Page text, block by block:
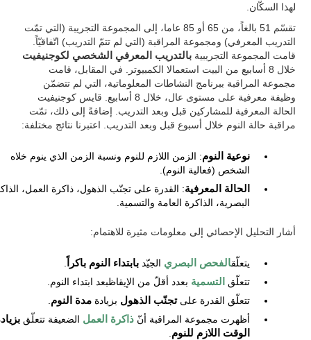
لهذا السكّان.
تقسّم 51 بالغاً، من 65 أو 85 عاما، إلى المجموعة التجريبة (التي تمّت
التدريب المعرفي) ومجموعة المراقبة (التي لم تتمّ التدريب) اتّفاقيّاً.
قامت المجموعة التجريبيةبالتدريب المعرفي الشخصي لكوجنيفيت
خلال 8 أسابيع من البيت استعمالا الكمبيوتر. في المقابل، قامت
مجموعة المراقبة ببرنامج النشاطات المعلوماتية، التي لم تتضمّن
وظيفة معرفية على مستوى عال، خلال 8 أسابيع. قايس كوجنيفيت
الحالة المعرفية للمشاركين قبل وبعد التدريب. إضافةً إلى ذلك، تمّت
مراقبة حالة النوم خلال أسبوع قبل وبعد التدريب. اعتبرنا نتائج مختلفة:
نوعية النوم: الزمن اللازم للنوم ونسبة الزمن الذي ينوم خلاه
الشخص (فعالية النوم).
الحالة المعرفية: القدرة على تجنّب الذهول، ذاكرة العمل،
البصرية، الذاكرة العامة والتسمية.
أشار التحليل الإحصائي إلى معلومات مثيرة للاهتمام:
يتعلّقالفحص البصري الجيّد بابتداء النوم باكراً
تتعلّق
التسمية بعدد أقلّ من الإيقاظبعد ابتداء النوم.
تتعلّق القدرة علىتجنّب الذهول بزيادة مدة النوم
أظهرت مجموعة المراقبة أنّ ذاكرة العمل الضعيفة تتعلّق
الوقت اللازم للنوم